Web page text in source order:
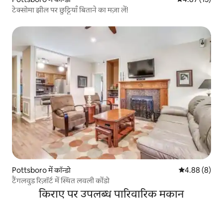
टेक्सोमा झील पर छुट्टियाँ बिताने का मज़ा लें!
Pottsboro में कॉन्डो औसत रेटिंग 5 में
4.88 (8)
टैंगलवुड रिज़ॉर्ट में स्थित लवली कोंडो
किराए पर उपलब्ध पारिवारिक मकान